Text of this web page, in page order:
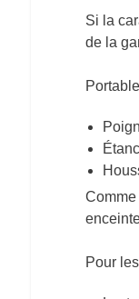
Si la
de la
Pour